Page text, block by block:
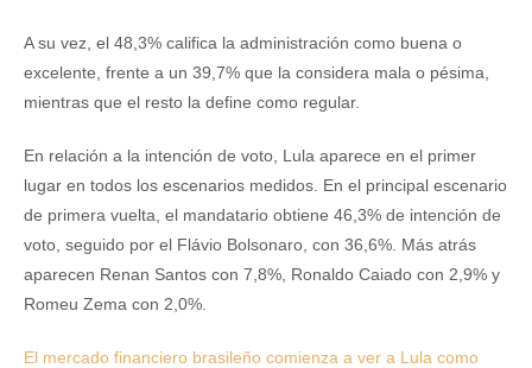
A su vez, el 48,3% califica la administración como buena o
excelente, frente a un 39,7% que la considera mala o pésima,
mientras que el resto la define como regular.
En relación a la intención de voto, Lula aparece en el primer
lugar en todos los escenarios medidos. En el principal escenario
de primera vuelta, el mandatario obtiene 46,3% de intención de
voto, seguido por el Flávio Bolsonaro, con 36,6%. Más atrás
aparecen Renan Santos con 7,8%, Ronaldo Caiado con 2,9% y
Romeu Zema con 2,0%.
El mercado financiero brasileño comienza a ver a Lula como